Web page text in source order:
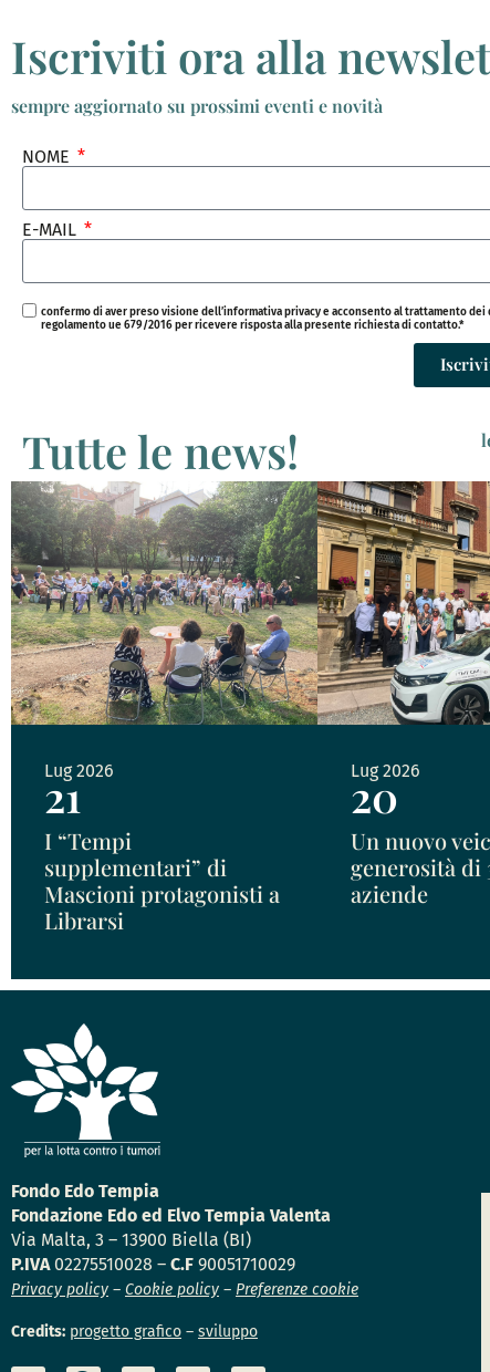
Iscriviti ora alla
sempre aggiornato su prossimi eventi e novità
NOME
E-MAIL
confermo di aver preso visione dell’informativa privacy e acconsento al trattamento
regolamento ue 679/2016 per ricevere risposta alla presente richiesta di contatto.*
Tutte le news!
Lug 2026
21
I “Tempi
supplementari” di
Mascioni protagonisti a
Librarsi
Lug 2026
20
Un nuovo
generosità di
aziende
Fondo Edo Tempia
Fondazione Edo ed Elvo Tempia Valenta
Via Malta, 3 – 13900 Biella (BI)
P.IVA02275510028 – C.F 90051710029
Privacy policy – Cookie policy – Preferenze cookie
Credits: progetto grafico – sviluppo